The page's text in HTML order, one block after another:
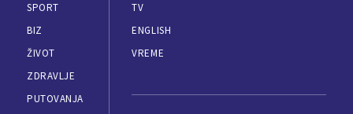
SPORT
BIZ
ŽIVOT
ZDRAVLJE
PUTOVANJA
TV
ENGLISH
VREME